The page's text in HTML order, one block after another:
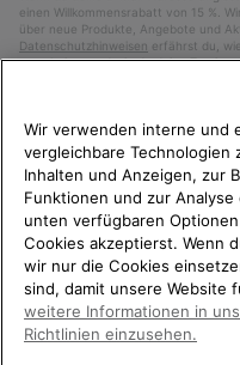
einen Willkommensrabatt von 15 %.
über neue Produkte, Angebote und
Datenschutzhinweisen erfährst du,
verarbeiten und wie du deine
Deutschland
©2026SOREL. Alle Rechte
BITTE
Wir verwenden interne und
vergleichbare Technologien
Inhalten und Anzeigen, zur
Funktionen und zur
unten verfügbaren
Cookies akzeptierst. Wenn
wir nur die Cookies
sind, damit unsere Website
weitere Informationen in
Richtlinien einzusehen.